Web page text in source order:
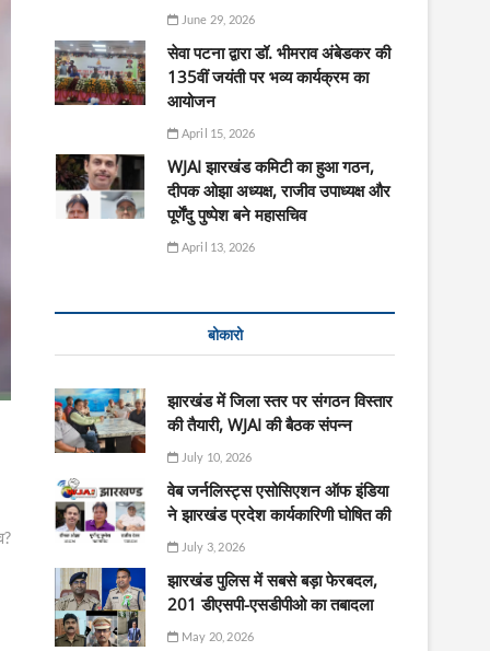
June 29, 2026
सेवा पटना द्वारा डॉ. भीमराव अंबेडकर की
135वीं जयंती पर भव्य कार्यक्रम का
आयोजन
April 15, 2026
WJAI झारखंड कमिटी का हुआ गठन,
दीपक ओझा अध्यक्ष, राजीव उपाध्यक्ष और
पूर्णेंदु पुष्पेश बने महासचिव
April 13, 2026
बोकारो
झारखंड में जिला स्तर पर संगठन विस्तार
की तैयारी, WJAI की बैठक संपन्न
July 10, 2026
वेब जर्नलिस्ट्स एसोसिएशन ऑफ इंडिया
ने झारखंड प्रदेश कार्यकारिणी घोषित की
July 3, 2026
झारखंड पुलिस में सबसे बड़ा फेरबदल,
201 डीएसपी-एसडीपीओ का तबादला
May 20, 2026